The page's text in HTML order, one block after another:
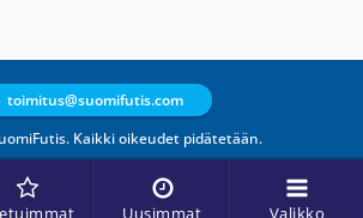
Uusimmat Valikko
Kaikki oikeudet pidätetään.
toimitus@suomifutis.com